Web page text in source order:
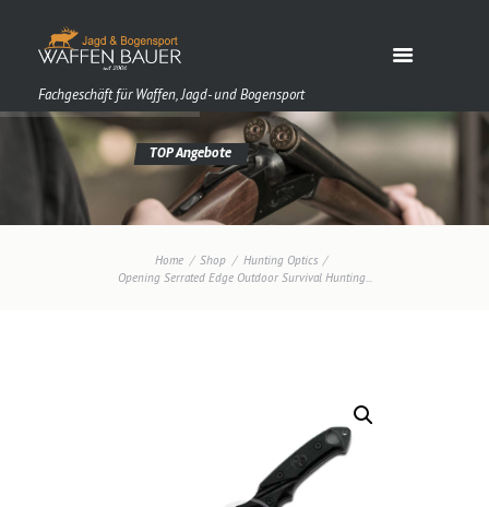
Fachgeschäft für Waffen, Jagd- und Bogensport
Home Shop
Hunting Optics
Opening Serrated Edge Outdoor Survival Hunting...